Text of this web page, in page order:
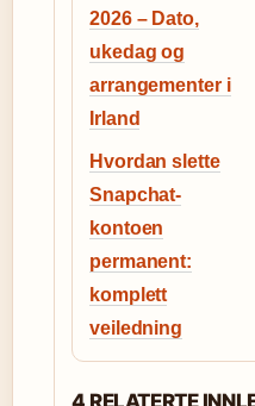
2026 – Dato,
ukedag og
arrangementer i
Irland
Hvordan slette
Snapchat-
kontoen
permanent:
komplett
veiledning